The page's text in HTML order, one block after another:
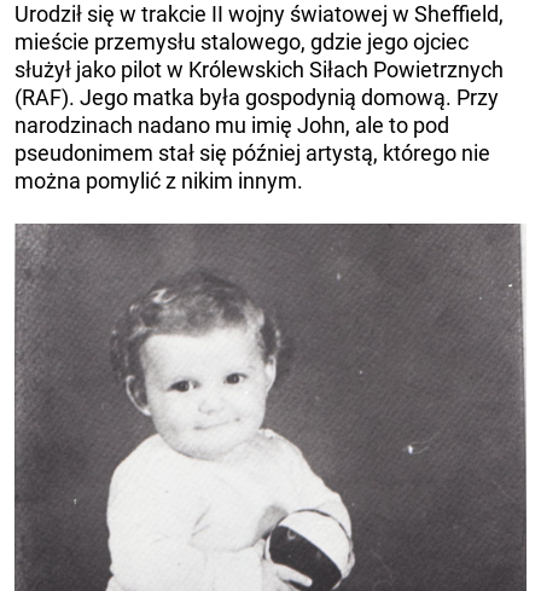
Urodził się w trakcie II wojny światowej w Sheffield,
mieście przemysłu stalowego, gdzie jego ojciec
służył jako pilot w Królewskich Siłach Powietrznych
(RAF). Jego matka była gospodynią domową. Przy
narodzinach nadano mu imię John, ale to pod
pseudonimem stał się później artystą, którego nie
można pomylić z nikim innym.